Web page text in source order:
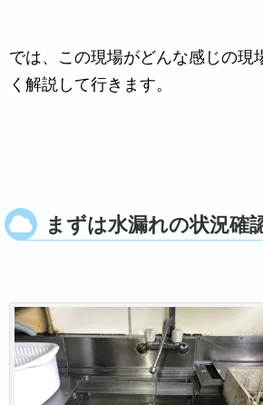
では、この現場がどんな感じの現
く解説して行きます。
まずは水漏れの状況確